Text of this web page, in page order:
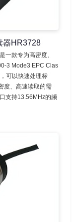
器HR3728
一款专为高密度、
3 Mode3 EPC Clas
可以快速处理标
度、高速读取的需
支持13.56MHz的频